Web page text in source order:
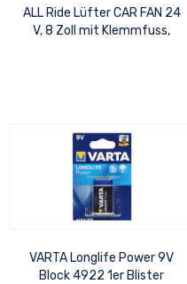
ALL Ride Lüfter CAR FAN 24
V, 8 Zoll mit Klemmfuss,
VARTA Longlife Power 9V
Block 4922 1er Blister